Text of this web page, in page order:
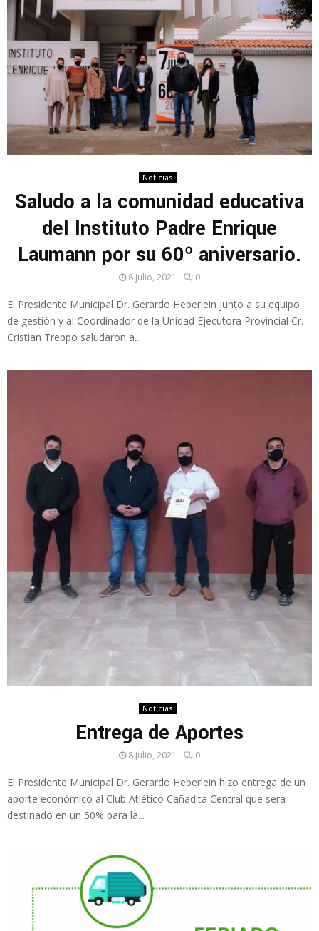
Noticias
Saludo a la comunidad educativa
del Instituto Padre Enrique
Laumann por su 60º aniversario.
8 julio, 2021 0
El Presidente Municipal Dr. Gerardo Heberlein junto a su equipo
de gestión y al Coordinador de la Unidad Ejecutora Provincial Cr.
Cristian Treppo saludaron a...
Noticias
Entrega de Aportes
8 julio, 2021 0
El Presidente Municipal Dr. Gerardo Heberlein hizo entrega de un
aporte económico al Club Atlético Cañadita Central que será
destinado en un 50% para la...